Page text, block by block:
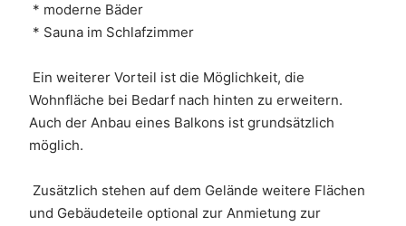
* moderne Bäder
* Sauna im Schlafzimmer
Wohnfläche bei Bedarf nach hinten zu erweitern.
Auch der Anbau eines Balkons ist grundsätzlich
möglich.
und Gebäudeteile optional zur Anmietung zur